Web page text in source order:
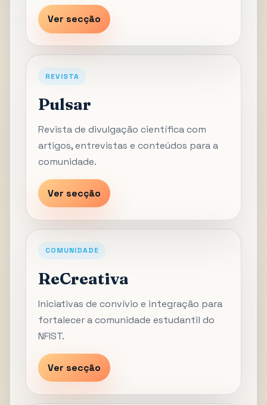
Ver secção
REVISTA
Pulsar
Revista de divulgação científica com
artigos, entrevistas e conteúdos para a
comunidade.
Ver secção
COMUNIDADE
ReCreativa
Iniciativas de convívio e integração para
fortalecer a comunidade estudantil do
NFIST.
Ver secção